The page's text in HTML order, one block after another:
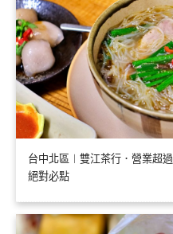
台中北區︱雙江茶行．營業超
絕對必點